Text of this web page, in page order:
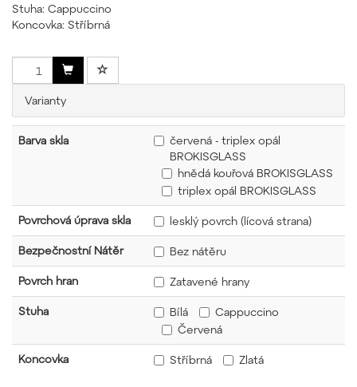
Stuha: Cappuccino
Koncovka: Stříbrná
Varianty
Barva skla
červená - triplex opál
BROKISGLASS
hnědá kouřová BROKISGLASS
triplex opál BROKISGLASS
Povrchová úprava skla lesklý povrch (lícová strana)
Bezpečnostní Nátěr Bez nátěru
Povrch hran Zatavené hrany
Stuha Bílá
Cappuccino
Červená
Koncovka Stříbrná Zlatá